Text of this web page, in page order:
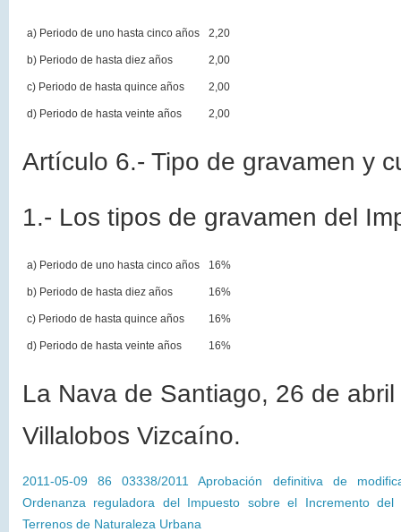
a) Periodo de uno hasta cinco años 2,20
b) Periodo de hasta diez años 2,00
c) Periodo de hasta quince años 2,00
d) Periodo de hasta veinte años 2,00
Artículo 6.- Tipo de gravamen y
1.- Los tipos de gravamen del
a) Periodo de uno hasta cinco años 16%
b) Periodo de hasta diez años 16%
c) Periodo de hasta quince años 16%
d) Periodo de hasta veinte años 16%
La Nava de Santiago, 26 de
Villalobos Vizcaíno.
2011-05-09 86 03338/2011 Aprobación definitiva de
Ordenanza reguladora del Impuesto sobre el Incremento del
Terrenos de Naturaleza Urbana